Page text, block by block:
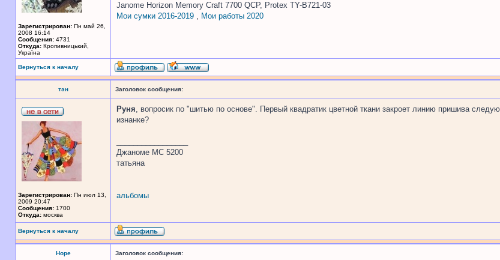
Зарегистрирован: Пн май 26,
2008 16:14
Сообщения: 4731
Откуда: Кропивницький,
Україна
Janome Horizon Memory Craft 7700 QCP, Protex TY-B721-03
Мои сумки 2016-2019 , Мои работы 2020
Вернуться к началу
тэн Заголовок сообщения:
Зарегистрирован: Пн июл 13,
2009 20:47
Сообщения: 1700
Откуда: москва
Руня, вопросик по "шитью по основе". Первый квадратик цветной ткани закроет линию пришива
изнанке?
Джаноме МС 5200
татьяна
альбомы
Вернуться к началу
Hope Заголовок сообщения: